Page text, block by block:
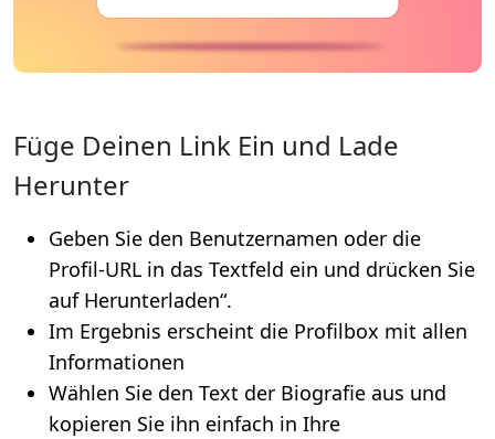
Füge Deinen Link Ein und Lade
Herunter
Geben Sie den Benutzernamen oder die
Profil-URL in das Textfeld ein und drücken Sie
auf Herunterladen“.
Im Ergebnis erscheint die Profilbox mit allen
Informationen
Wählen Sie den Text der Biografie aus und
kopieren Sie ihn einfach in Ihre